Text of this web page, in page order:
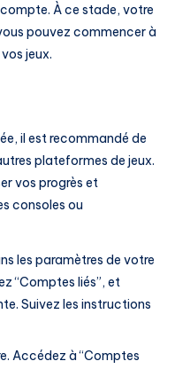
À ce stade, votre
pouvez commencer à
jeux.
il est recommandé de
plateformes de jeux.
vos progrès et
consoles ou
les paramètres de votre
“Comptes liés”, et
Suivez les instructions
Accédez à “Comptes